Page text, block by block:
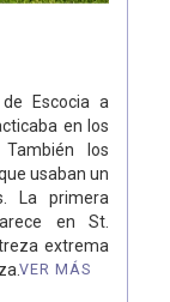
Escocia a
en los
los
usaban un
La primera
en St.
extrema
VER MÁS